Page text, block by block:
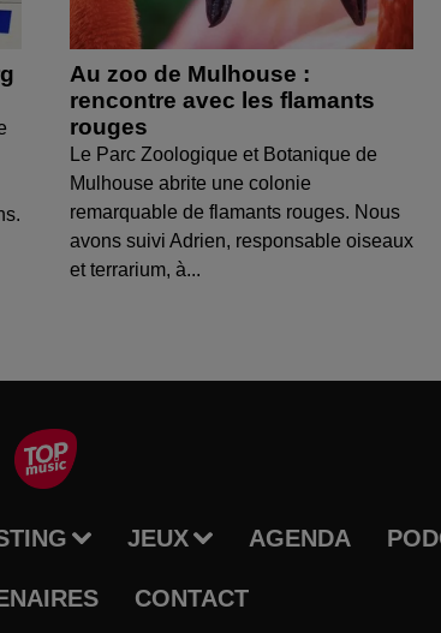
Au zoo de Mulhouse :
rencontre avec les flamants
rouges
Le Parc Zoologique et Botanique de
Mulhouse abrite une colonie
remarquable de flamants rouges. Nous
avons suivi Adrien, responsable oiseaux
et terrarium, à...
JEUX AGENDA
CONTACT